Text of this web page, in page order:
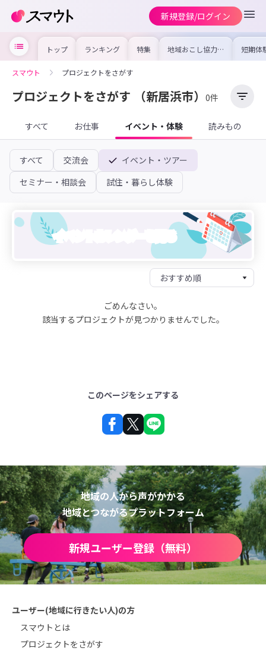
新規登録/ログイン
トップ ランキング 特集 地域おこし協力隊
の求人やイベント
を集めました！仕
けよう
短期体
り〜数
域を知
スマウト プロジェクトをさがす
プロジェクトをさがす （新居浜市） 0件
すべて お仕事 イベント・体験 読みもの
すべて 交流会
イベント・ツアー
セミナー・相談会
試住・暮らし体験
イベントカレンダーを見る
ごめんなさい。
該当するプロジェクトが見つかりませんでした。
このページをシェアする
地域の人から声がかかる
地域とつながるプラットフォーム
新規ユーザー登録（無料）
ユーザー(地域に行きたい人)の方
スマウトとは
プロジェクトをさがす